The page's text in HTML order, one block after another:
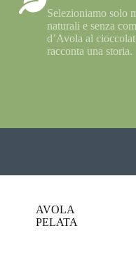
Selezioniamo solo
naturali e senza
d’Avola al
racconta una storia.
AVOLA
PELATA